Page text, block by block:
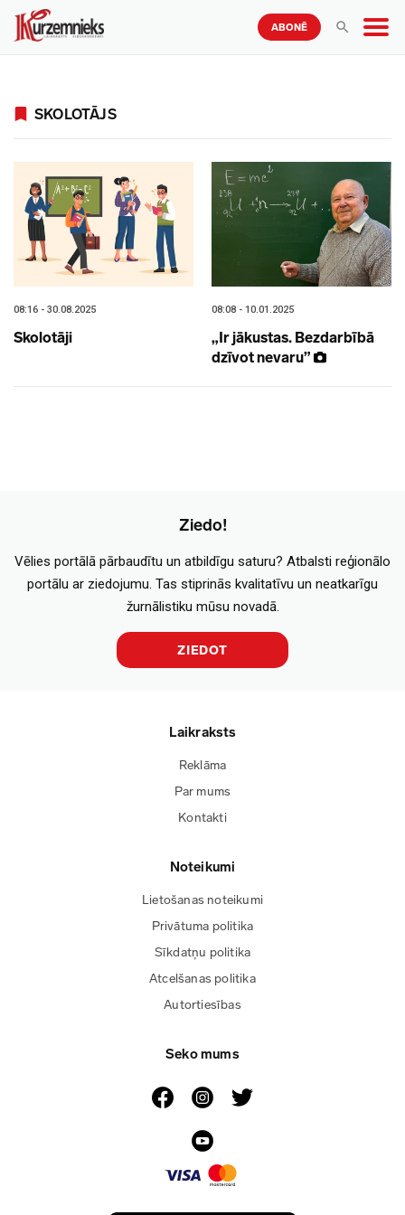
ABONĒ
SKOLOTĀJS
08:16 - 30.08.2025
Skolotāji
08:08 - 10.01.2025
„Ir jākustas. Bezdarbībā
dzīvot nevaru”
Ziedo!
Vēlies portālā pārbaudītu un atbildīgu saturu? Atbalsti reģionālo
portālu ar ziedojumu. Tas stiprinās kvalitatīvu un neatkarīgu
žurnālistiku mūsu novadā.
ZIEDOT
Laikraksts
Reklāma
Par mums
Kontakti
Noteikumi
Lietošanas noteikumi
Privātuma politika
Sīkdatņu politika
Atcelšanas politika
Autortiesības
Seko mums